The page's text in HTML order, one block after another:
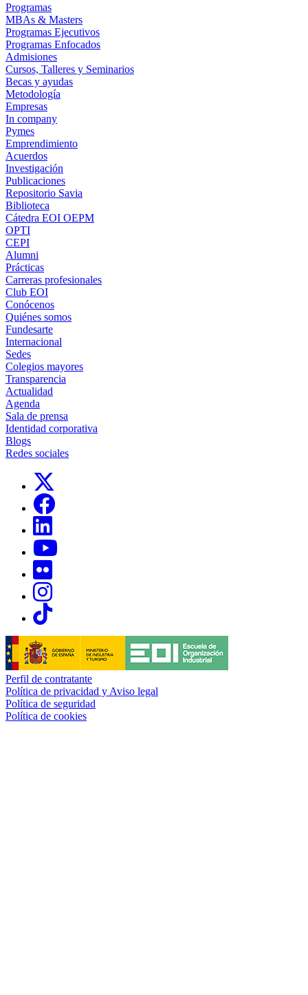
Programas
MBAs & Masters
Programas Ejecutivos
Programas Enfocados
Admisiones
Cursos, Talleres y Seminarios
Becas y ayudas
Metodología
Empresas
In company
Pymes
Emprendimiento
Acuerdos
Investigación
Publicaciones
Repositorio Savia
Biblioteca
Cátedra EOI OEPM
OPTI
CEPI
Alumni
Prácticas
Carreras profesionales
Club EOI
Conócenos
Quiénes somos
Fundesarte
Internacional
Sedes
Colegios mayores
Transparencia
Actualidad
Agenda
Sala de prensa
Identidad corporativa
Blogs
Redes sociales
Links, Opens in this window
Links, Opens in this window
Links, Opens in this window
Links, Opens in this window
Links, Opens in this window
Perfil de contratante
Política de privacidad y Aviso legal
Política de seguridad
Política de cookies